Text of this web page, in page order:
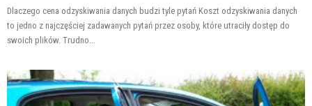
Dlaczego cena odzyskiwania danych budzi tyle pytań Koszt odzyskiwania danych
to jedno z najczęściej zadawanych pytań przez osoby, które utraciły dostęp do
swoich plików. Trudno...